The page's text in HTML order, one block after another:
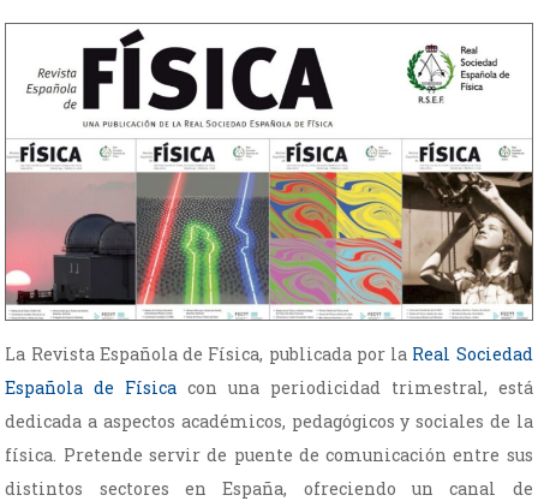
La Revista Española de Física, publicada por la Real Sociedad
Española de Física con una periodicidad trimestral, está
dedicada a aspectos académicos, pedagógicos y sociales de la
física. Pretende servir de puente de comunicación entre sus
distintos sectores en España, ofreciendo un canal de